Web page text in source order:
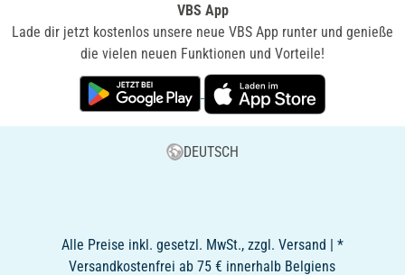
VBS App
Lade dir jetzt kostenlos unsere neue VBS App runter und genieße
die vielen neuen Funktionen und Vorteile!
DEUTSCH
Alle Preise inkl. gesetzl. MwSt., zzgl. Versand | *
Versandkostenfrei ab 75 € innerhalb Belgiens